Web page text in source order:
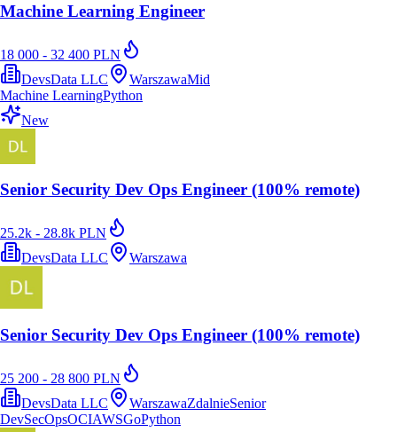
Machine Learning Engineer
18 000 - 32 400 PLN
DevsData LLC
WarszawaMid
Machine LearningPython
New
Senior Security Dev Ops Engineer (100% remote)
25.2k - 28.8k PLN
DevsData LLC
Warszawa
Senior Security Dev Ops Engineer (100% remote)
25 200 - 28 800 PLN
DevsData LLC
WarszawaZdalnieSenior
DevSecOpsOCIAWSGoPython